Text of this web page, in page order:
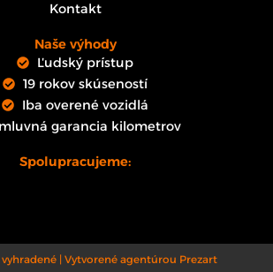
Kontakt
Naše výhody
Ľudský prístup
19 rokov skúseností
Iba overené vozidlá
garancia kilometrov
Spolupracujeme:
vyhradené | Vytvorené agentúrou Prezart